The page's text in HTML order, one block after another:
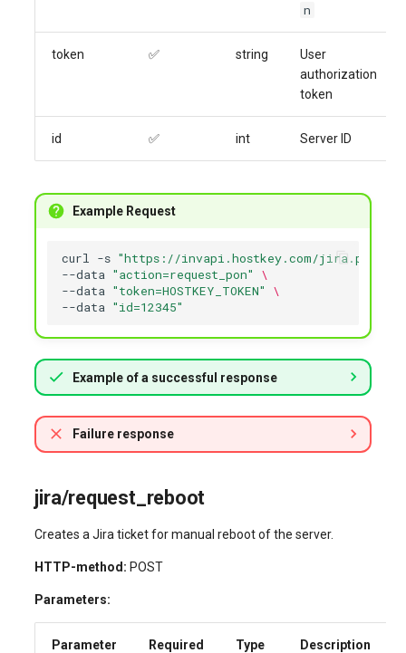
n
token ✅ string
User
authorization
token
id ✅ int Server ID
Example Request
curl -s "https://invapi.hostkey.com/jira.php"
--data "action=request_pon"
\
--data "token=HOSTKEY_TOKEN"
\
--data "id=12345"
Example of a successful response
Failure response
jira/request_reboot
Creates a Jira ticket for manual reboot of the server.
HTTP-method: POST
Parameters:
Parameter Required Type Description